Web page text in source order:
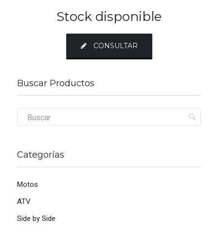
Stock disponible
CONSULTAR
Buscar Productos
Categorías
Motos
ATV
Side by Side